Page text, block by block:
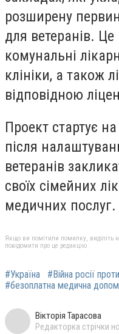
розширену
для ветеранів.
комунальні
клініки, а також
відповідною
Проект стартує
після
ветеранів
своїх сімейних
медичних послуг.
Якщо ви помітили помилку, виділіть
повідомити про це редакцію
#Україна #Війна росії
#безоплатна медична
Вікторія Тарасова
Редакторка стрічки